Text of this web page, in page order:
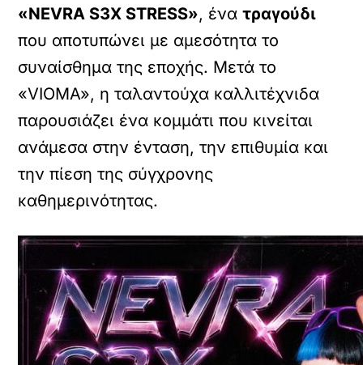
«NEVRA S3X STRESS», ένατραγούδι
που αποτυπώνει με αμεσότητα το
συναίσθημα της εποχής. Μετά το
«VIOMA», η ταλαντούχα καλλιτέχνιδα
παρουσιάζει ένα κομμάτι που κινείται
ανάμεσα στην ένταση, την επιθυμία και
την πίεση της σύγχρονης
καθημερινότητας.